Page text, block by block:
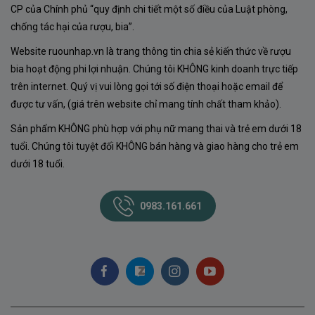
CP của Chính phủ “quy định chi tiết một số điều của Luật phòng,
chống tác hại của rượu, bia”.
Website ruounhap.vn là trang thông tin chia sẻ kiến thức về rượu
bia hoạt động phi lợi nhuận. Chúng tôi KHÔNG kinh doanh trực tiếp
trên internet. Quý vị vui lòng gọi tới số điện thoại hoặc email để
được tư vấn, (giá trên website chỉ mang tính chất tham khảo).
Sản phẩm KHÔNG phù hợp với phụ nữ mang thai và trẻ em dưới 18
tuổi. Chúng tôi tuyệt đối KHÔNG bán hàng và giao hàng cho trẻ em
dưới 18 tuổi.
0983.161.661